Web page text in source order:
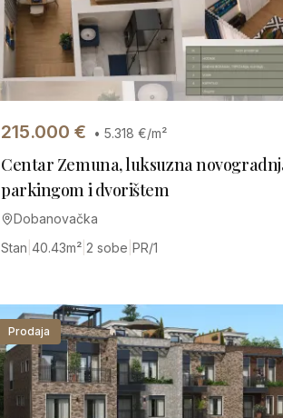
215.000 € • 5.318 €/m²
Centar Zemuna, luksuzna
parkingom i dvorištem
Dobanovačka
Stan 40.43m² 2 sobe PR/1
Prodaja